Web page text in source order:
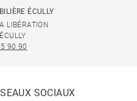
ÉCULLY
LIBÉRATION
90 90
SOCIAUX